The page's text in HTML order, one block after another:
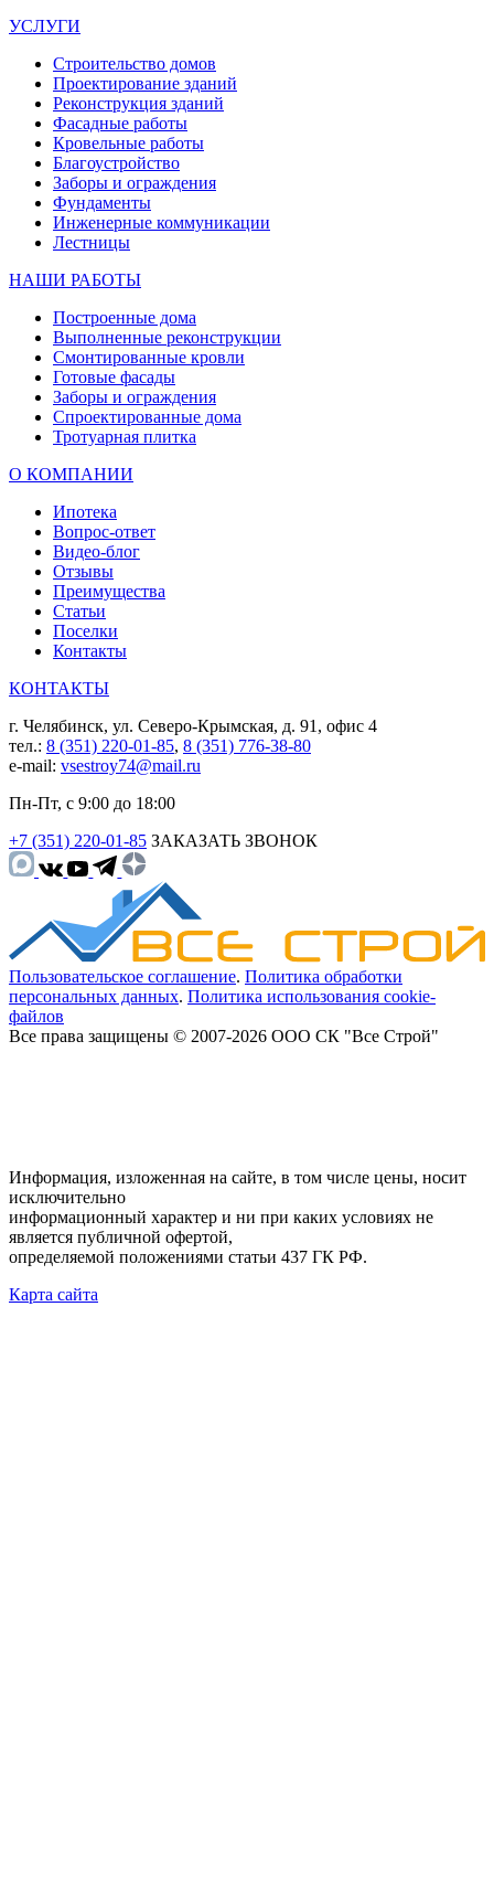
УСЛУГИ
Строительство домов
Проектирование зданий
Реконструкция зданий
Фасадные работы
Кровельные работы
Благоустройство
Заборы и ограждения
Фундаменты
Инженерные коммуникации
Лестницы
НАШИ РАБОТЫ
Построенные дома
Выполненные реконструкции
Смонтированные кровли
Готовые фасады
Заборы и ограждения
Спроектированные дома
Тротуарная плитка
О КОМПАНИИ
Ипотека
Вопрос-ответ
Видео-блог
Отзывы
Преимущества
Статьи
Поселки
Контакты
КОНТАКТЫ
г. Челябинск, ул. Северо-Крымская, д. 91, офис 4
тел.: 8 (351) 220-01-85, 8 (351) 776-38-80
e-mail: vsestroy74@mail.ru
Пн-Пт, с 9:00 до 18:00
+7 (351) 220-01-85 ЗАКАЗАТЬ ЗВОНОК
Пользовательское соглашение. Политика обработки
персональных данных. Политика использования cookie-
файлов
Все права защищены © 2007-2026 ООО СК "Все Строй"
Информация, изложенная на сайте, в том числе цены, носит
исключительно
информационный характер и ни при каких условиях не
является публичной офертой,
определяемой положениями статьи 437 ГК РФ.
Карта сайта